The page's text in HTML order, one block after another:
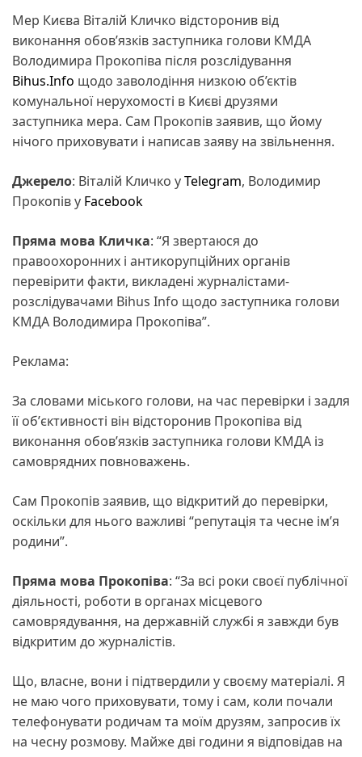
Мер Києва Віталій Кличко відсторонив від
виконання обов’язків заступника голови КМДА
Володимира Прокопіва після розслідування
Bihus.Info щодо заволодіння низкою об’єктів
комунальної нерухомості в Києві друзями
заступника мера. Сам Прокопів заявив, що йому
нічого приховувати і написав заяву на звільнення.
Джерело: Віталій Кличко уTelegram, Володимир
Прокопів у Facebook
Пряма мова Кличка: “Я звертаюся до
правоохоронних і антикорупційних органів
перевірити факти, викладені журналістами-
розслідувачами Bihus Info щодо заступника голови
КМДА Володимира Прокопіва”.
Реклама:
За словами міського голови, на час перевірки і задля
її обʼєктивності він відсторонив Прокопіва від
виконання обовʼязків заступника голови КМДА із
самоврядних повноважень.
Сам Прокопів заявив, що відкритий до перевірки,
оскільки для нього важливі “репутація та чесне ім’я
родини”.
Пряма мова Прокопіва: “За всі роки своєї публічної
діяльності, роботи в органах місцевого
самоврядування, на державній службі я завжди був
відкритим до журналістів.
Що, власне, вони і підтвердили у своєму матеріалі. Я
не маю чого приховувати, тому і сам, коли почали
телефонувати родичам та моїм друзям, запросив їх
на чесну розмову. Майже дві години я відповідав на